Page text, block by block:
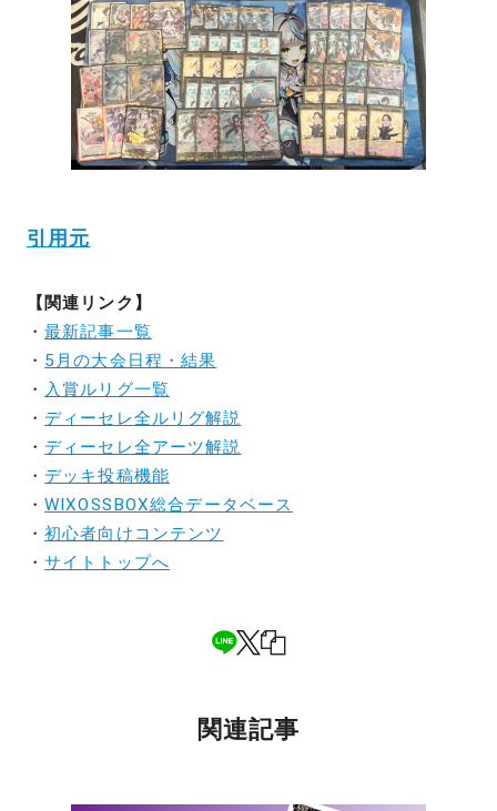
引用元
【関連リンク】
・最新記事一覧
・ 5月の大会日程・結果
・ 入賞ルリグ一覧
・ ディーセレ全ルリグ解説
・ ディーセレ全アーツ解説
・ デッキ投稿機能
・WIXOSSBOX総合データベース
・初心者向けコンテンツ
・サイトトップへ
関連記事